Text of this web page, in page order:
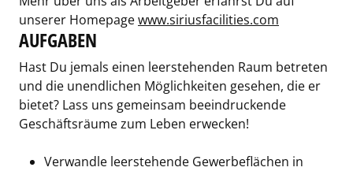
unserer Homepagewww.siriusfacilities.com
AUFGABEN
Hast Du jemals einen leerstehenden Raum betreten
und die unendlichen Möglichkeiten gesehen, die er
bietet? Lass uns gemeinsam beeindruckende
Geschäftsräume zum Leben erwecken!
Verwandle leerstehende Gewerbeflächen in